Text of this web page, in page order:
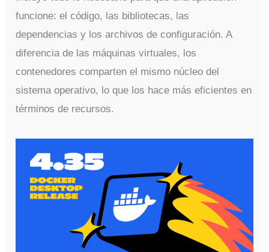
funcione: el código, las bibliotecas, las
dependencias y los archivos de configuración. A
diferencia de las máquinas virtuales, los
contenedores comparten el mismo núcleo del
sistema operativo, lo que los hace más eficientes en
términos de recursos.